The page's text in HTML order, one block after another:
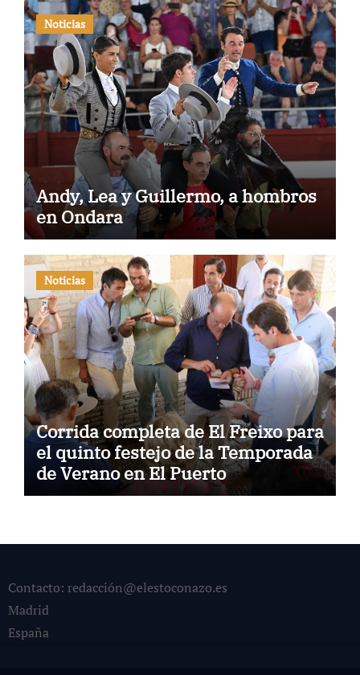
Noticias
Andy, Lea y Guillermo, a hombros
en Ondara
Noticias
Corrida completa de El Freixo para
el quinto festejo de la Temporada
de Verano en El Puerto
Contacto: redacción@elestoconazo.es
Madrid
España